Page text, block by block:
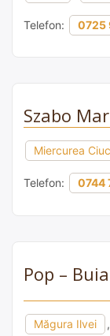
Telefon: 0725
Szabo
Miercurea Ciuc
Telefon: 0744
Pop –
Măgura Ilvei ,